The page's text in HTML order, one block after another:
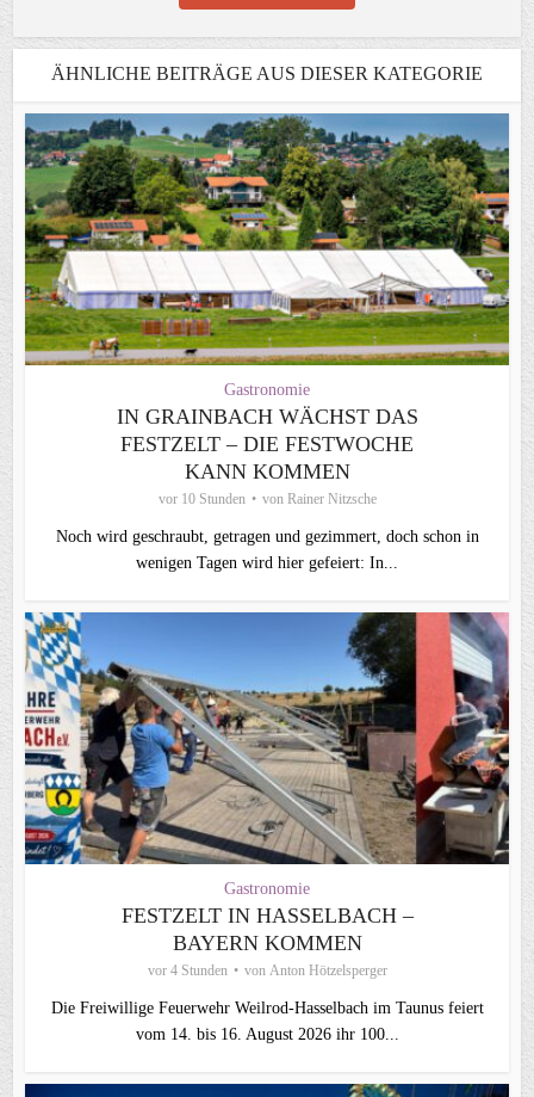
ÄHNLICHE BEITRÄGE AUS DIESER KATEGORIE
Gastronomie
IN GRAINBACH WÄCHST DAS
FESTZELT – DIE FESTWOCHE
KANN KOMMEN
vor 10 Stunden von Rainer Nitzsche
Noch wird geschraubt, getragen und gezimmert, doch schon in
wenigen Tagen wird hier gefeiert: In...
Gastronomie
FESTZELT IN HASSELBACH –
BAYERN KOMMEN
vor 4 Stunden von Anton Hötzelsperger
Die Freiwillige Feuerwehr Weilrod-Hasselbach im Taunus feiert
vom 14. bis 16. August 2026 ihr 100...